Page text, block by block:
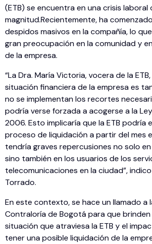
(ETB) se encuentra en una crisis laboral
magnitud.Recientemente, ha
despidos masivos en la compañía, lo
gran preocupación en la comunidad y
de la empresa.
“La Dra. María Victoria, vocera de la
situación financiera de la empresa es
no se implementan los recortes
podría verse forzada a acogerse a la Ley
2006. Esto implicaría que la ETB podría
proceso de liquidación a partir del mes
tendría graves repercusiones no solo
sino también en los usuarios de los
telecomunicaciones en la ciudad”,
Torrado.
En este contexto, se hace un llamado a
Contraloría de Bogotá para que
situación que atraviesa la ETB y el
tener una posible liquidación de la